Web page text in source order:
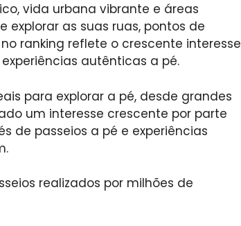
vida urbana vibrante e áreas
as suas ruas, pontos de
ranking reflete o crescente interesse
autênticas a pé.
para explorar a pé, desde grandes
um interesse crescente por parte
de passeios a pé e experiências
realizados por milhões de